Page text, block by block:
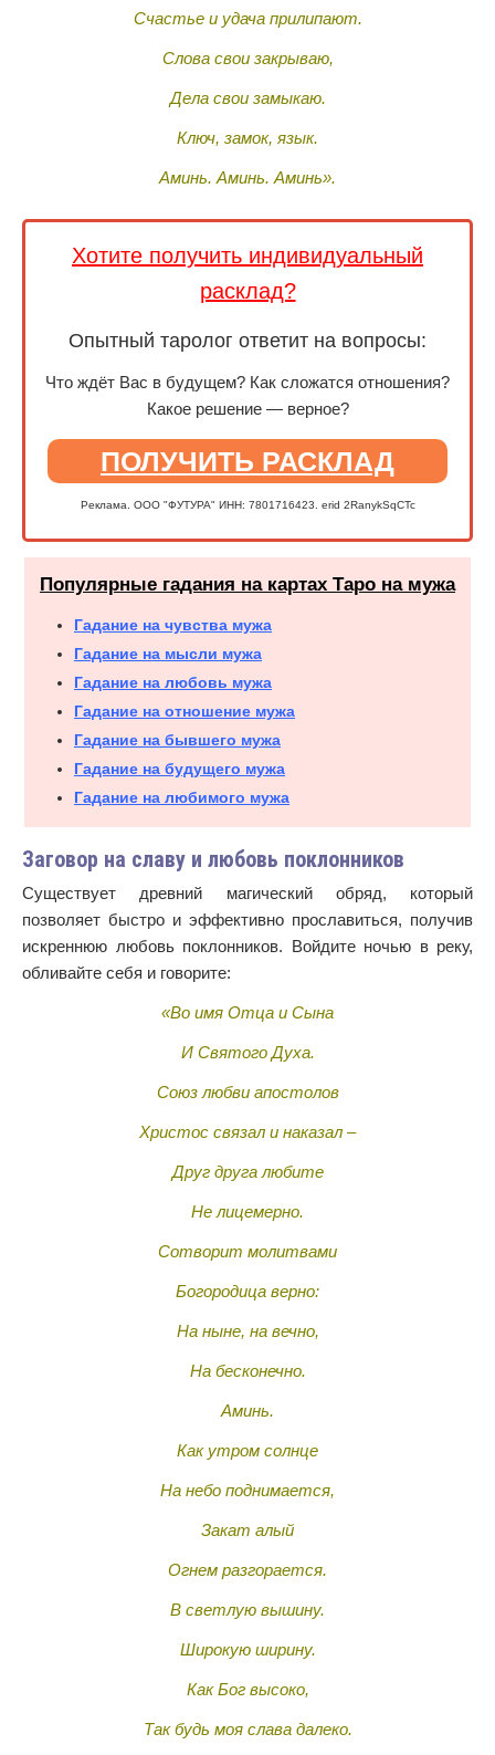
Счастье и удача прилипают.
Слова свои закрываю,
Дела свои замыкаю.
Ключ, замок, язык.
Аминь. Аминь. Аминь».
Хотите получить индивидуальный
расклад?
Опытный таролог ответит на вопросы:
Что ждёт Вас в будущем? Как сложатся отношения?
Какое решение — верное?
ПОЛУЧИТЬ РАСКЛАД
Реклама. ООО "ФУТУРА" ИНН: 7801716423. erid 2RanykSqCTc
Популярные гадания на картах Таро на мужа
Гадание на чувства мужа
Гадание на мысли мужа
Гадание на любовь мужа
Гадание на отношение мужа
Гадание на бывшего мужа
Гадание на будущего мужа
Гадание на любимого мужа
Заговор на славу и любовь поклонников
Существует древний магический обряд, который
позволяет быстро и эффективно прославиться, получив
искреннюю любовь поклонников. Войдите ночью в реку,
обливайте себя и говорите:
«Во имя Отца и Сына
И Святого Духа.
Союз любви апостолов
Христос связал и наказал –
Друг друга любите
Не лицемерно.
Сотворит молитвами
Богородица верно:
На ныне, на вечно,
На бесконечно.
Аминь.
Как утром солнце
На небо поднимается,
Закат алый
Огнем разгорается.
В светлую вышину.
Широкую ширину.
Как Бог высоко,
Так будь моя слава далеко.